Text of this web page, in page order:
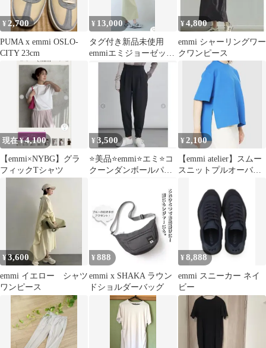
¥ 2,700
PUMA x emmi OSLO-
CITY 23cm
¥ 13,000
タグ付き新品未使用
emmiエミジョーゼット
ポロカットワンピー
ス/UVカット0
¥4,800
emmi シャーリングワー
クワンピース
現在 ¥4,100
【emmi×NYBG】グラ
フィックTシャツ
¥ 3,500
⭐️美品⭐️emmi⭐️エミ⭐️コ
クーンダンボールパン
¥2,100
【emmi atelier】スムー
スニットプルオーバ
¥3,600
emmi イエロー シャツ
ワンピース
¥ 888
emmi x SHAKA ラウン
ドショルダーバッグ
¥8,888
emmi スニーカー ネイ
ビー